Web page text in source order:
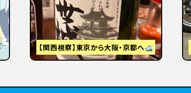
【関西視察】東京から大阪・京都へ